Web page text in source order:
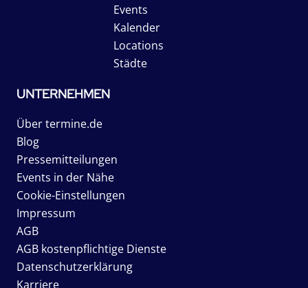
Events
Kalender
Locations
Städte
UNTERNEHMEN
Über termine.de
Blog
Pressemitteilungen
Events in der Nähe
Cookie-Einstellungen
Impressum
AGB
AGB kostenpflichtige Dienste
Datenschutzerklärung
Karriere